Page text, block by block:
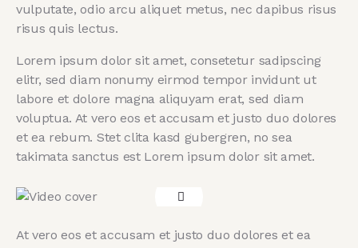
vulputate, odio arcu aliquet metus, nec dapibus risus
risus quis lectus.
Lorem ipsum dolor sit amet, consetetur sadipscing
elitr, sed diam nonumy eirmod tempor invidunt ut
labore et dolore magna aliquyam erat, sed diam
voluptua. At vero eos et accusam et justo duo dolores
et ea rebum. Stet clita kasd gubergren, no sea
takimata sanctus est Lorem ipsum dolor sit amet.
At vero eos et accusam et justo duo dolores et ea